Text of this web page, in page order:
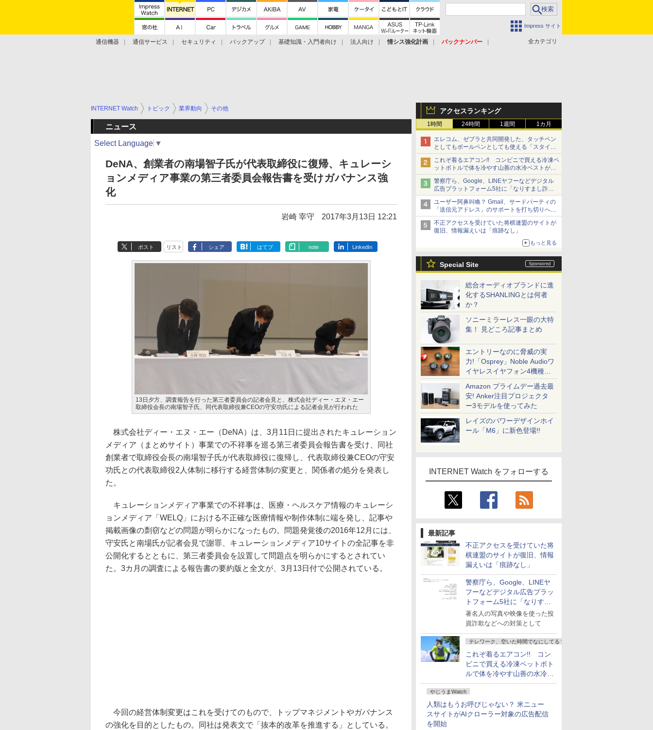
Impress サイト
全カテゴリ
通信機器 通信サービス セキュリティ バックアップ 基礎知識・入門者向け 法人向け 情シス強化計画
バックナンバー
アクセスランキング
1時間 24時間 1週間 1カ月
エレコム、ゼブラと共同開発した、タッチペン
としてもボールペンとしても使える「スタイラ
スツーウェイ」発売 iPadにも紙にも、持ち替
えずに書き込める
これぞ着るエアコン!! コンビニで買える冷凍ペ
ットボトルで体を冷やす山善の水冷ベストがロ
ードバイクにちょうどいい【ぼっち・ざ・ろー
ど！その14】【空いた時間でなにしてる？】
警察庁ら、Google、LINEヤフーなどデジタル
広告プラットフォーム5社に「なりすまし詐欺
広告」対策強化を要請 著名人の写真や映像を
使った投資詐欺などへの対策として
ユーザー阿鼻叫喚？ Gmail、サードパーティの
「送信元アドレス」のサポートを打ち切りへ
【やじうまWatch】
不正アクセスを受けていた将棋連盟のサイトが
復旧、情報漏えいは「痕跡なし」
もっと見る
Special Site
総合オーディオブランドに進
化するSHANLINGとは何者
か？
ソニーミラーレス一眼の大特
集！ 見どころ記事まとめ
エントリーなのに脅威の実
力!「Osprey」Noble Audioワ
イヤレスイヤフォン4機種を
一気に聴く
Amazon プライムデー過去最
安! Anker注目プロジェクタ
ー3モデルを使ってみた
レイズのパワーデザインホイ
ール「M6」に新色登場!!
INTERNET Watch をフォローする
最新記事
不正アクセスを受けていた将
棋連盟のサイトが復旧、情報
漏えいは「痕跡なし」
警察庁ら、Google、LINEヤ
フーなどデジタル広告プラッ
トフォーム5社に「なりすま
し詐欺広告」対策強化を要請
著名人の写真や映像を使った投
資詐欺などへの対策として
テレワーク、空いた時間でなにしてる？
これぞ着るエアコン!! コン
ビニで買える冷凍ペットボト
ルで体を冷やす山善の水冷ベ
ストがロードバイクにちょう
どいい【ぼっち・ざ・ろー
ど！その14】
やじうまWatch
人類はもうお呼びじゃない？ 米ニュー
スサイトがAIクローラー対象の広告配信
を開始
INTERNET Watch トピック 業界動向 その他
ニュース
Select Language ▼
DeNA、創業者の南場智子氏が代表取締役に復帰、キュレーシ
ョンメディア事業の第三者委員会報告書を受けガバナンス強
化
岩崎 宰守 2017年3月13日 12:21
ポスト リスト シェア はてブ note LinkedIn
13日夕方、調査報告を行った第三者委員会の記者会見と、株式会社ディー・エヌ・エー
取締役会長の南場智子氏、同代表取締役兼CEOの守安功氏による記者会見が行われた
株式会社ディー・エヌ・エー（DeNA）は、3月11日に提出されたキュレーション
メディア（まとめサイト）事業での不祥事を巡る第三者委員会報告書を受け、同社
創業者で取締役会長の南場智子氏が代表取締役に復帰し、代表取締役兼CEOの守安
功氏との代表取締役2人体制に移行する経営体制の変更と、関係者の処分を発表し
た。
キュレーションメディア事業での不祥事は、医療・ヘルスケア情報のキュレーシ
ョンメディア「WELQ」における不正確な医療情報や制作体制に端を発し、記事や
掲載画像の剽窃などの問題が明らかになったもの。問題発覚後の2016年12月には、
守安氏と南場氏が記者会見で謝罪、キュレーションメディア10サイトの全記事を非
公開化するとともに、第三者委員会を設置して問題点を明らかにするとされてい
た。3カ月の調査による報告書の要約版と全文が、3月13日付で公開されている。
今回の経営体制変更はこれを受けてのもので、トップマネジメントやガバナンス
の強化を目的としたもの。同社は発表文で「抜本的改革を推進する」としている。